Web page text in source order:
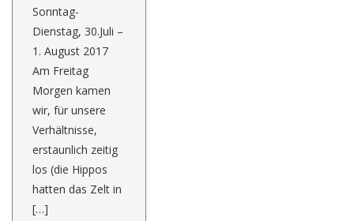
Sonntag-
Dienstag, 30.Juli –
1. August 2017
Am Freitag
Morgen kamen
wir, für unsere
Verhältnisse,
erstaunlich zeitig
los (die Hippos
hatten das Zelt in
[…]